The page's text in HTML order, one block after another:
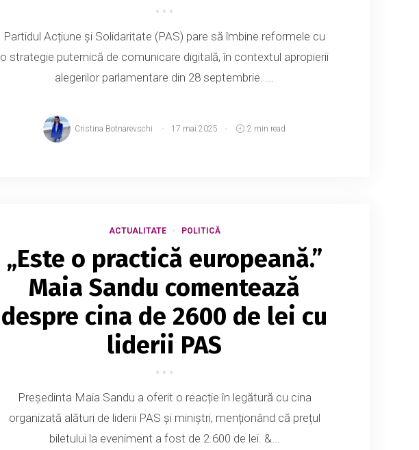
Partidul Acțiune și Solidaritate (PAS) pare să îmbine reformele cu
o strategie puternică de comunicare digitală, în contextul apropierii
alegerilor parlamentare din 28 septembrie. ...
Cristina Botnarevschi 17 mai 2025 2 min read
ACTUALITATE POLITICĂ
„Este o practică europeană.”
Maia Sandu comentează
despre cina de 2600 de lei cu
liderii PAS
Președinta Maia Sandu a oferit o reacție în legătură cu cina
organizată alături de liderii PAS și miniștri, menționând că prețul
biletului la eveniment a fost de 2.600 de lei. &...